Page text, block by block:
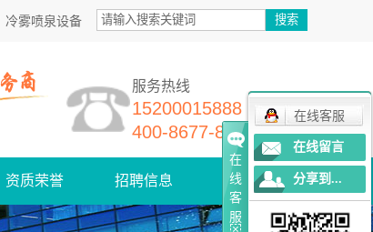
冷雾喷泉设备
服务热线
15200015888
400-8677-868
资质荣誉 招聘信息 联系我们
在
线
客
服
在线客服
在线留言
分享到...